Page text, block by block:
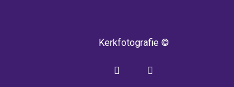
Kerkfotografie ©